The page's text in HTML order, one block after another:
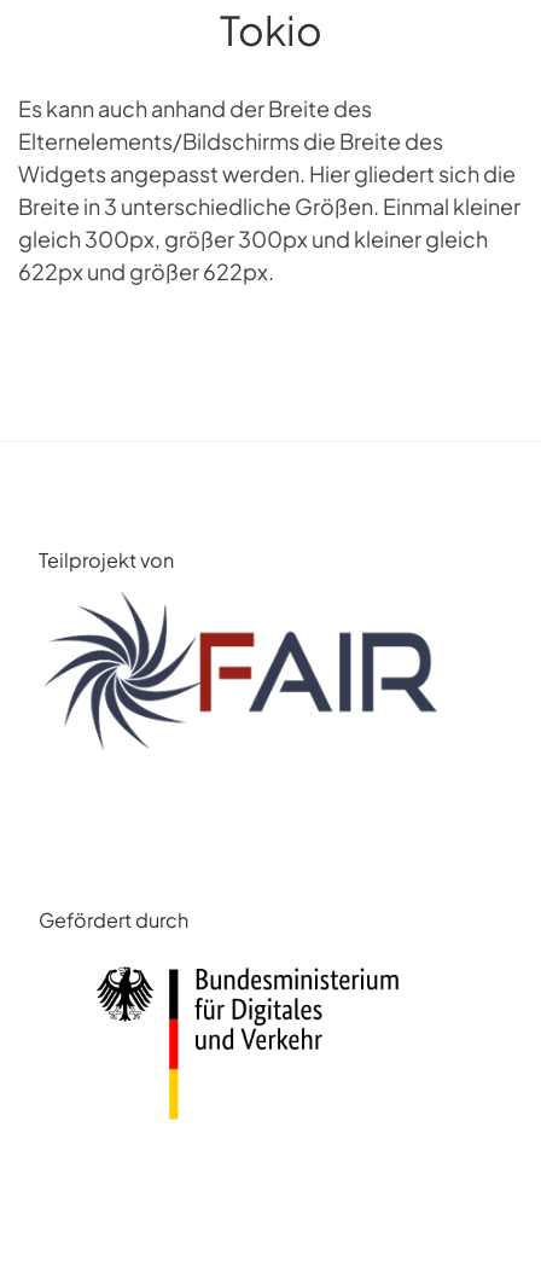
Tokio
Es kann auch anhand der Breite des
Elternelements/Bildschirms die Breite des
Widgets angepasst werden. Hier gliedert sich die
Breite in 3 unterschiedliche Größen. Einmal kleiner
gleich 300px, größer 300px und kleiner gleich
622px und größer 622px.
Teilprojekt von
Gefördert durch